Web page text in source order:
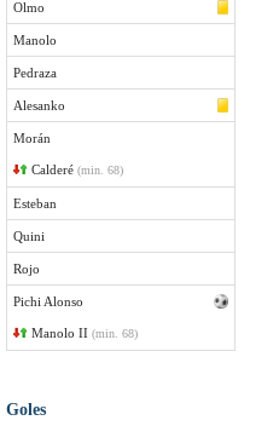
Olmo
Manolo
Pedraza
Alesanko
Morán
Calderé (min. 68)
Esteban
Quini
Rojo
Pichi Alonso
Manolo II (min. 68)
Goles